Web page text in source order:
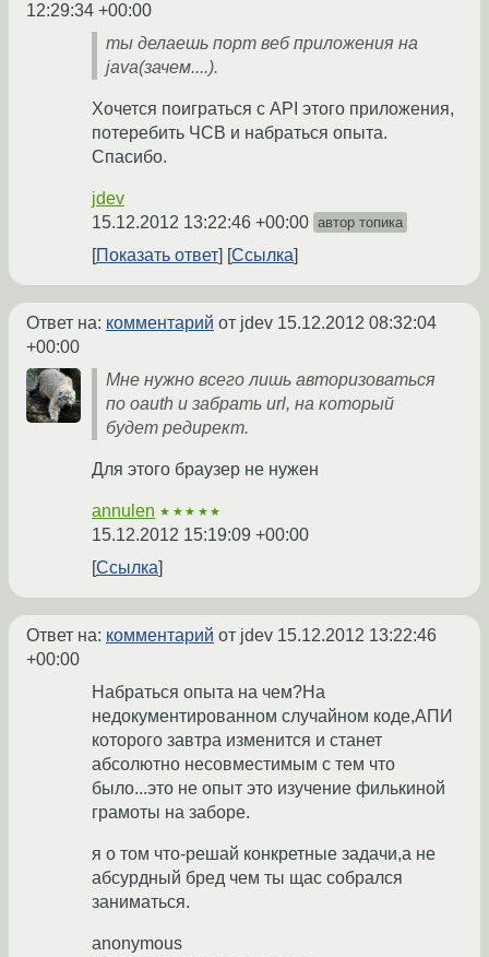
12:29:34 +00:00
ты делаешь порт веб приложения на
java(зачем....).
Хочется поиграться с API этого приложения,
потеребить ЧСВ и набраться опыта.
Спасибо.
jdev
15.12.2012 13:22:46 +00:00 автор топика
Показать ответ Ссылка
Ответ на: комментарий от jdev 15.12.2012 08:32:04
+00:00
Мне нужно всего лишь авторизоваться
по oauth и забрать url, на который
будет редирект.
Для этого браузер не нужен
annulen ★★★★★
15.12.2012 15:19:09 +00:00
Ссылка
Ответ на: комментарий от jdev 15.12.2012 13:22:46
+00:00
Набраться опыта на чем?На
недокументированном случайном коде,АПИ
которого завтра изменится и станет
абсолютно несовместимым с тем что
было...это не опыт это изучение филькиной
грамоты на заборе.
я о том что-решай конкретные задачи,а не
абсурдный бред чем ты щас собрался
заниматься.
anonymous